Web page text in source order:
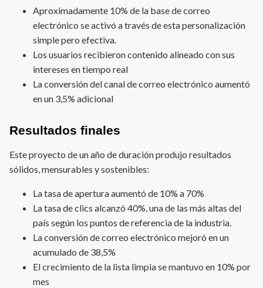
Aproximadamente 10% de la base de correo
electrónico se activó a través de esta personalización
simple pero efectiva.
Los usuarios recibieron contenido alineado con sus
intereses en tiempo real
La conversión del canal de correo electrónico aumentó
en un 3,5% adicional
Resultados finales
Este proyecto de un año de duración produjo resultados
sólidos, mensurables y sostenibles:
La tasa de apertura aumentó de 10% a 70%
La tasa de clics alcanzó 40%, una de las más altas del
país según los puntos de referencia de la industria.
La conversión de correo electrónico mejoró en un
acumulado de 38,5%
El crecimiento de la lista limpia se mantuvo en 10% por
mes